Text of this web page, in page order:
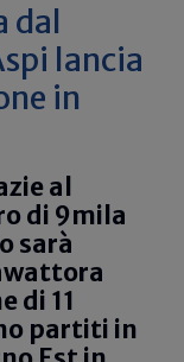
dal
lancia
in
al
di 9mila
sarà
di 11
partiti in